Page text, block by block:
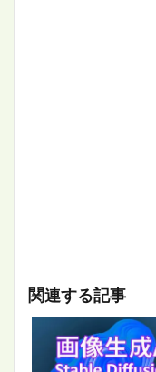
関連する記事